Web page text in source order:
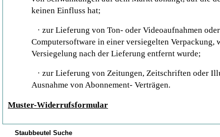
keinen Einfluss hat;
· zur Lieferung von Ton- oder Videoaufnahmen oder
Computersoftware in einer versiegelten Verpackung,
Versiegelung nach der Lieferung entfernt wurde;
· zur Lieferung von Zeitungen, Zeitschriften oder
Ausnahme von Abonnement- Verträgen.
Muster-Widerrufsformular
Staubbeutel Suche